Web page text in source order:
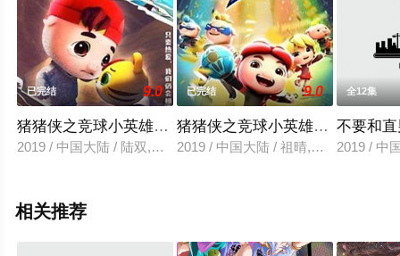
已完结 9.0
猪猪侠之竞球小英雄第4季
2019 / 中国大陆 / 陆双,祖晴,徐经纬,刘青阳
已完结 9.0
猪猪侠之竞球小英雄第3季
2019 / 中国大陆 / 祖晴,陆双,徐经纬,
全12集
不要和
2019 / 中
相关推荐